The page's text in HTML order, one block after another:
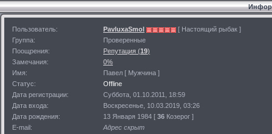
Пользователь: PavluxaSmol
[ Настоящий рыбак ]
Группа:
Проверенные
Поощрения:
Репутация (19)
Замечания:
0%
Имя:
Павел [ Мужчина ]
Статус:
Offline
Дата регистрации:
Суббота, 01.10.2011, 18:59
Дата входа:
Воскресенье, 10.03.2019, 03:26
Дата рождения:
13 Января 1984 [ 36 Козерог ]
E-mail:
Адрес скрыт